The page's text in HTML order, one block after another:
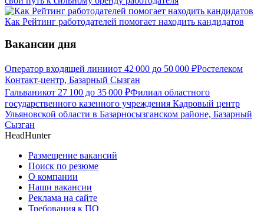
Как Рейтинг работодателей помогает находить кандидатов
Вакансии дня
Оператор входящей линииот 42 000 до 50 000 ₽Ростелеком
Контакт-центр, Базарный Сызган
Гальваникот 27 100 до 35 000 ₽Филиал областного
государственного казенного учреждения Кадровый центр
Ульяновской области в Базарносызганском районе, Базарный
Сызган
HeadHunter
Размещение вакансий
Поиск по резюме
О компании
Наши вакансии
Реклама на сайте
Требования к ПО